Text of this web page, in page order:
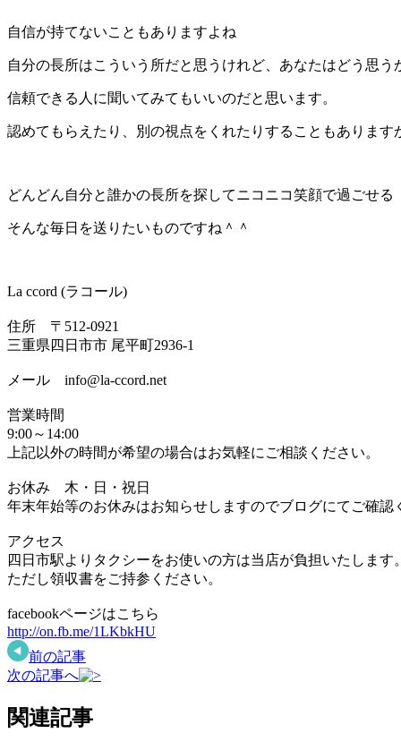
自信が持てないこともありますよね
自分の長所はこういう所だと思うけれど、あなたはどう思う
信頼できる人に聞いてみてもいいのだと思います。
認めてもらえたり、別の視点をくれたりすることもあります
どんどん自分と誰かの長所を探してニコニコ笑顔で過ごせる
そんな毎日を送りたいものですね＾＾
La ccord (ラコール)
住所 〒512-0921
三重県四日市市 尾平町2936-1
メール info@la-ccord.net
営業時間
9:00～14:00
上記以外の時間が希望の場合はお気軽にご相談ください。
お休み 木・日・祝日
年末年始等のお休みはお知らせしますのでブログにてご確認
アクセス
四日市駅よりタクシーをお使いの方は当店が負担いたしま
ただし領収書をご持参ください。
facebookページはこちら
http://on.fb.me/1LKbkHU
前の記事
次の記事へ
関連記事